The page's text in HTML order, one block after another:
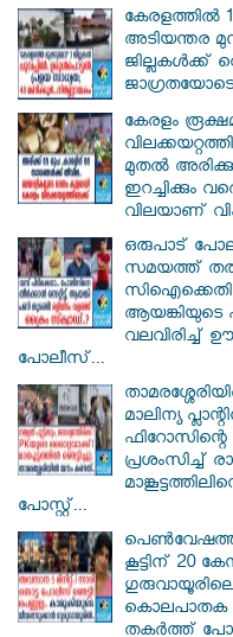
കേരളത്തിൽ
അടിയന്തര
ജില്ലകൾക്ക്
കേരളം
മുതൽ
ഇറച്ചിക്കും
വിലയാണ്
ഒരുപാട്
സമയത്ത്
ആയങ്കിയുടെ
വലവിരിച്ച്
പോലീസ്...
മാലിന്യ
പ്രശംസിച്ച്
പോസ്റ്റ്...
കൂട്ടിന് 20